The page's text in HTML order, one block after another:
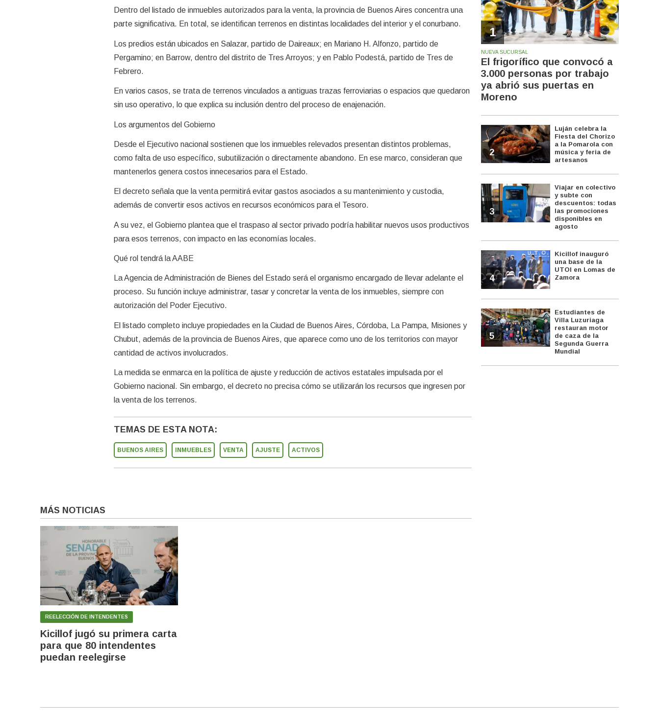
Dentro del listado de inmuebles autorizados para la venta, la provincia de Buenos Aires concentra una
parte significativa. En total, se identifican terrenos en distintas localidades del interior y el conurbano.
Los predios están ubicados en Salazar, partido de Daireaux; en Mariano H. Alfonzo, partido de
Pergamino; en Barrow, dentro del distrito de Tres Arroyos; y en Pablo Podestá, partido de Tres de
Febrero.
En varios casos, se trata de terrenos vinculados a antiguas trazas ferroviarias o espacios que quedaron
sin uso operativo, lo que explica su inclusión dentro del proceso de enajenación.
Los argumentos del Gobierno
Desde el Ejecutivo nacional sostienen que los inmuebles relevados presentan distintos problemas,
como falta de uso específico, subutilización o directamente abandono. En ese marco, consideran que
mantenerlos genera costos innecesarios para el Estado.
El decreto señala que la venta permitirá evitar gastos asociados a su mantenimiento y custodia,
además de convertir esos activos en recursos económicos para el Tesoro.
A su vez, el Gobierno plantea que el traspaso al sector privado podría habilitar nuevos usos productivos
para esos terrenos, con impacto en las economías locales.
Qué rol tendrá la AABE
La Agencia de Administración de Bienes del Estado será el organismo encargado de llevar adelante el
proceso. Su función incluye administrar, tasar y concretar la venta de los inmuebles, siempre con
autorización del Poder Ejecutivo.
El listado completo incluye propiedades en la Ciudad de Buenos Aires, Córdoba, La Pampa, Misiones y
Chubut, además de la provincia de Buenos Aires, que aparece como uno de los territorios con mayor
cantidad de activos involucrados.
La medida se enmarca en la política de ajuste y reducción de activos estatales impulsada por el
Gobierno nacional. Sin embargo, el decreto no precisa cómo se utilizarán los recursos que ingresen por
la venta de los terrenos.
TEMAS DE ESTA NOTA:
BUENOS AIRES INMUEBLES VENTA AJUSTE ACTIVOS
MÁS NOTICIAS
REELECCIÓN DE INTENDENTES
Kicillof jugó su primera carta
para que 80 intendentes
puedan reelegirse
1
NUEVA SUCURSAL
El frigorífico que convocó a
3.000 personas por trabajo
ya abrió sus puertas en
Moreno
2
Luján celebra la
Fiesta del Chorizo
a la Pomarola con
música y feria de
artesanos
3
Viajar en colectivo
y subte con
descuentos: todas
las promociones
disponibles en
agosto
4
Kicillof inauguró
una base de la
UTOI en Lomas de
Zamora
5
Estudiantes de
Villa Luzuriaga
restauran motor
de caza de la
Segunda Guerra
Mundial